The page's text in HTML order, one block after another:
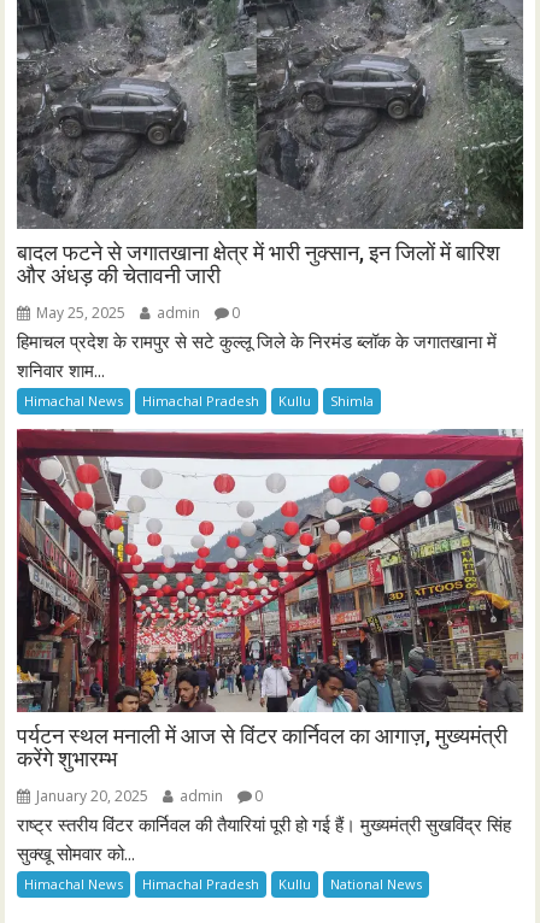
बादल फटने से जगातखाना क्षेत्र में भारी नुक्सान, इन जिलों में बारिश
और अंधड़ की चेतावनी जारी
May 25, 2025 admin 0
हिमाचल प्रदेश के रामपुर से सटे कुल्लू जिले के निरमंड ब्लॉक के जगातखाना में
शनिवार शाम...
Himachal News Himachal Pradesh Kullu Shimla
पर्यटन स्थल मनाली में आज से विंटर कार्निवल का आगाज़, मुख्यमंत्री
करेंगे शुभारम्भ
January 20, 2025 admin 0
राष्ट्र स्तरीय विंटर कार्निवल की तैयारियां पूरी हो गई हैं। मुख्यमंत्री सुखविंद्र सिंह
सुक्खू सोमवार को...
Himachal News Himachal Pradesh Kullu National News